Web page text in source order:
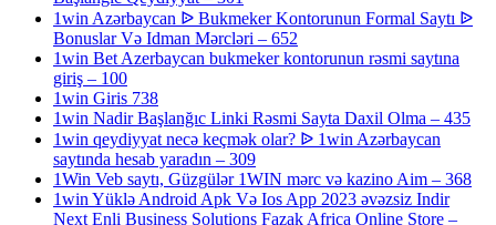
1win Azərbaycan ᐉ Bukmeker Kontorunun Formal Saytı ᐉ
Bonuslar Və Idman Mərcləri – 652
1win Bet Azerbaycan bukmeker kontorunun rəsmi saytına
giriş – 100
1win Giris 738
1win Nadir Başlanğıc Linki Rəsmi Sayta Daxil Olma – 435
1win qeydiyyat necə keçmək olar? ᐉ 1win Azərbaycan
saytında hesab yaradın – 309
1Win Veb saytı, Güzgülər 1WIN mərc və kazino Aim – 368
1win Yüklə Android Apk Və Ios App 2023 əvəzsiz Indir
Next Enli Business Solutions Fazak Africa Online Store –